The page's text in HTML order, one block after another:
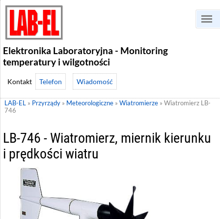
Elektronika Laboratoryjna - Monitoring
temperatury i wilgotności
Telefon Wiadomość
LAB-EL » Przyrządy » Meteorologiczne » Wiatromierze » Wiatromierz LB-
746
LB-746 - Wiatromierz, miernik kierunku
i prędkości wiatru